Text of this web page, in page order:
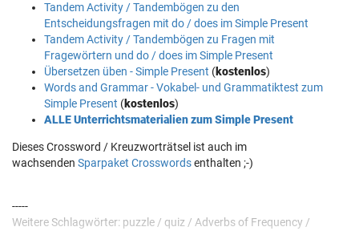
Tandem Activity / Tandembögen zu den
Entscheidungsfragen mit do / does im Simple Present
Tandem Activity / Tandembögen zu Fragen mit
Fragewörtern und do / does im Simple Present
Übersetzen üben - Simple Present (kostenlos)
Words and Grammar - Vokabel- und Grammatiktest zum
Simple Present (kostenlos)
ALLE Unterrichtsmaterialien zum Simple Present
Dieses Crossword / Kreuzworträtsel ist auch im
wachsenden Sparpaket Crosswordsenthalten ;-)
-----
Weitere Schlagwörter: puzzle / quiz / Adverbs of Frequency /